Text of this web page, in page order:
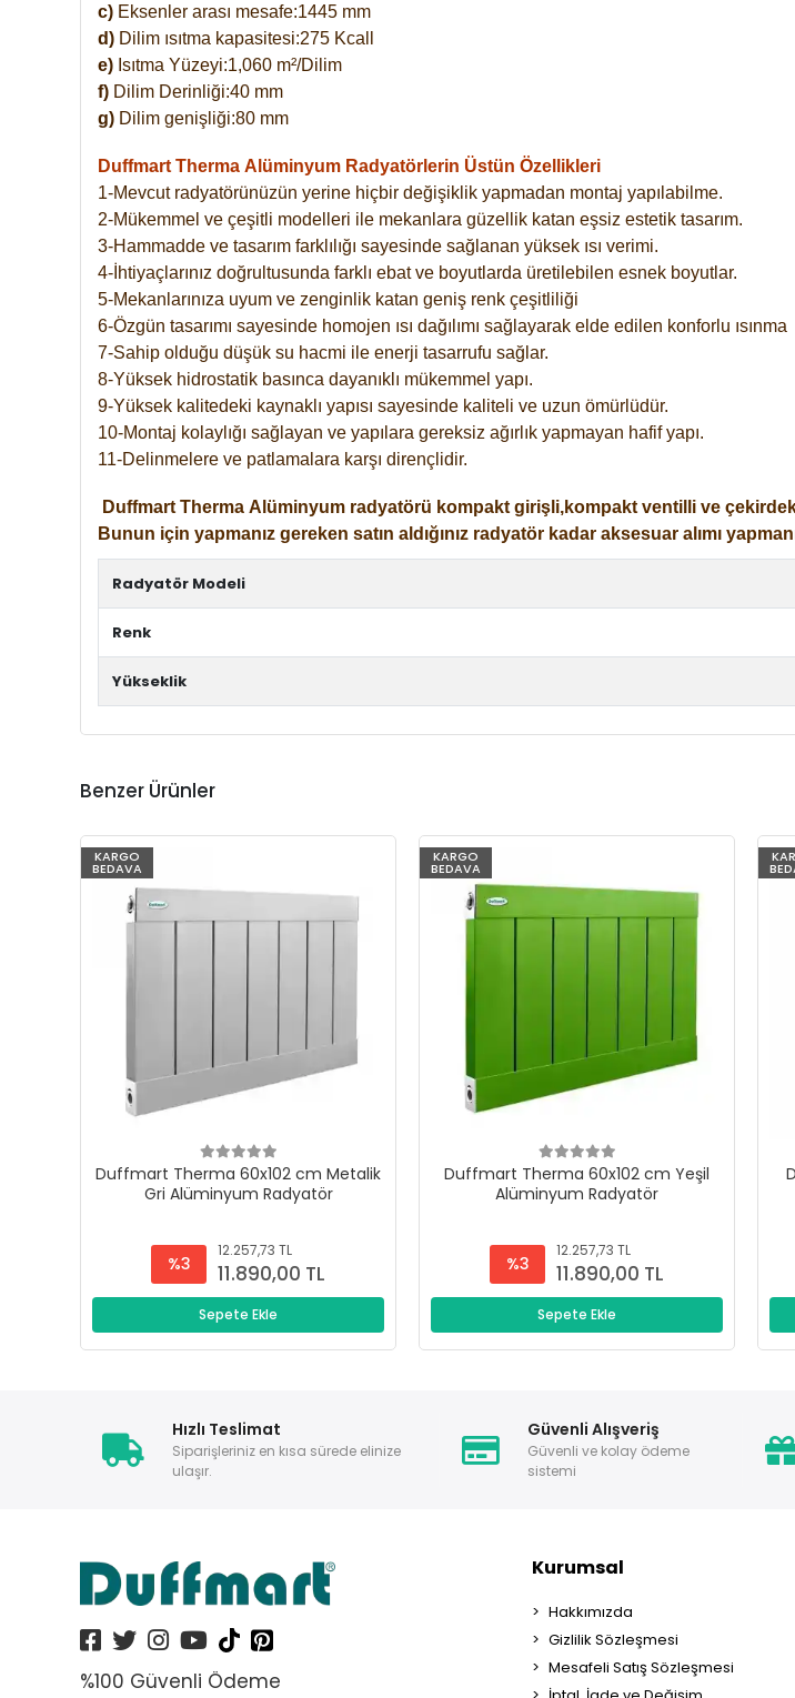
c) Eksenler arası mesafe:1445 mm
d) Dilim ısıtma kapasitesi:275 Kcall
e) Isıtma Yüzeyi:1,060 m²/Dilim
f) Dilim Derinliği:40 mm
g) Dilim genişliği:80 mm
Duffmart Therma Alüminyum Radyatörlerin Üstün Özellikleri
1-Mevcut radyatörünüzün yerine hiçbir değişiklik yapmadan montaj yapılabilme.
2-Mükemmel ve çeşitli modelleri ile mekanlara güzellik katan eşsiz estetik tasarım.
3-Hammadde ve tasarım farklılığı sayesinde sağlanan yüksek ısı verimi.
4-İhtiyaçlarınız doğrultusunda farklı ebat ve boyutlarda üretilebilen esnek boyutlar.
5-Mekanlarınıza uyum ve zenginlik katan geniş renk çeşitliliği
6-Özgün tasarımı sayesinde homojen ısı dağılımı sağlayarak elde edilen konforlu ısınma
7-Sahip olduğu düşük su hacmi ile enerji tasarrufu sağlar.
8-Yüksek hidrostatik basınca dayanıklı mükemmel yapı.
9-Yüksek kalitedeki kaynaklı yapısı sayesinde kaliteli ve uzun ömürlüdür.
10-Montaj kolaylığı sağlayan ve yapılara gereksiz ağırlık yapmayan hafif yapı.
11-Delinmelere ve patlamalara karşı dirençlidir.
Duffmart Therma Alüminyum radyatörü kompakt girişli,kompakt ventilli ve
Bunun için yapmanız gereken satın aldığınız radyatör kadar aksesuar alımı
Radyatör Modeli
Renk
Yükseklik
Benzer Ürünler
KARGO
BEDAVA
Duffmart Therma 60x102 cm Metalik
Gri Alüminyum Radyatör
%3
12.257,73 TL
11.890,00 TL
Sepete Ekle
KARGO
BEDAVA
Duffmart Therma 60x102 cm Yeşil
Alüminyum Radyatör
%3
12.257,73 TL
11.890,00 TL
Sepete Ekle
Hızlı Teslimat
Siparişleriniz en kısa sürede elinize
ulaşır.
Güvenli Alışveriş
Güvenli ve kolay ödeme
sistemi
%100 Güvenli Ödeme
Kurumsal
Hakkımızda
Gizlilik Sözleşmesi
Mesafeli Satış Sözleşmesi